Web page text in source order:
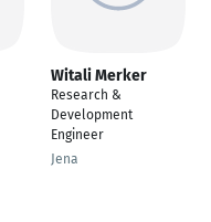
Witali Merker
Research &
Development
Engineer
Jena